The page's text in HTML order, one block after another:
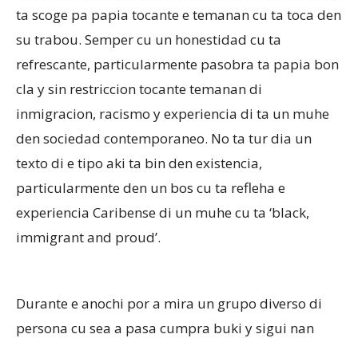
ta scoge pa papia tocante e temanan cu ta toca den
su trabou. Semper cu un honestidad cu ta
refrescante, particularmente pasobra ta papia bon
cla y sin restriccion tocante temanan di
inmigracion, racismo y experiencia di ta un muhe
den sociedad contemporaneo. No ta tur dia un
texto di e tipo aki ta bin den existencia,
particularmente den un bos cu ta refleha e
experiencia Caribense di un muhe cu ta ‘black,
immigrant and proud’.
Durante e anochi por a mira un grupo diverso di
persona cu sea a pasa cumpra buki y sigui nan